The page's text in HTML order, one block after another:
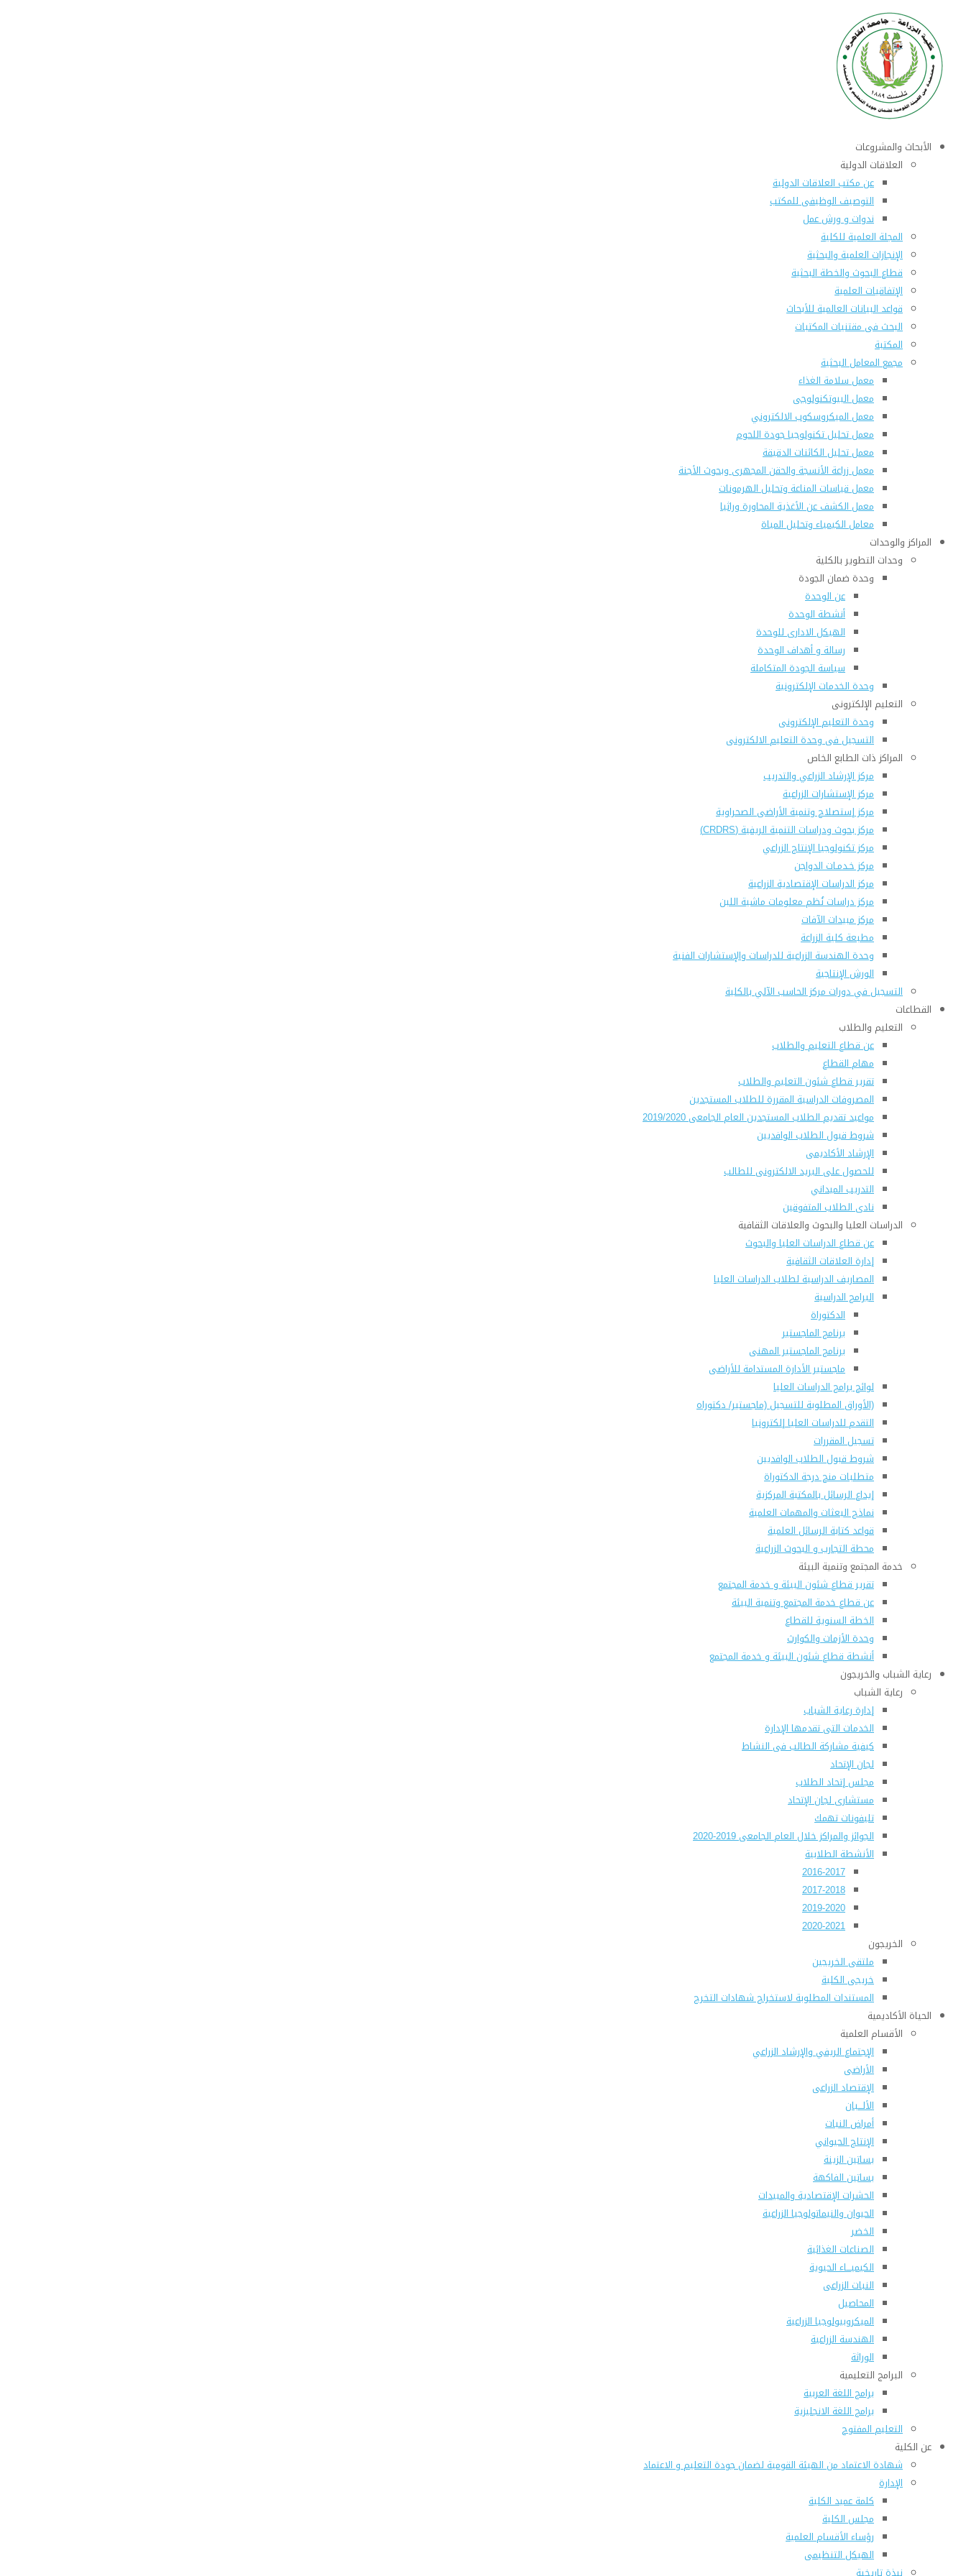
الأبحاث والمشروعات
العلاقات الدولية
عن مكتب العلاقات الدولية
التوصيف الوظيفى للمكتب
ندوات و ورش عمل
المجلة العلمية للكلية
الإنجازات العلمية والبحثية
قطاع البحوث والخطة البحثية
الإتفاقيات العلمية
قواعد البيانات العالمية للأبحاث
البحث فى مقتنيات المكتبات
المكتبة
مجمع المعامل البحثية
معمل سلامة الغذاء
معمل البيوتكنولوجى
معمل الميكروسكوب الالكتروني
معمل تحليل تكنولوجيا جودة اللحوم
معمل تحليل الكائنات الدقيقة
معمل زراعة الأنسجة والحقن المجهرى وبحوث الأجنة
معمل قياسات المناعة وتحليل الهرمونات
معمل الكشف عن الأغذية المحاورة وراثيا
معامل الكيمياء وتحليل المياة
المراكز والوحدات
وحدات التطوير بالكلية
وحدة ضمان الجودة
عن الوحدة
أنشطة الوحدة
الهيكل الادارى للوحدة
رسالة و أهداف الوحدة
سياسة الجودة المتكاملة
وحدة الخدمات الإلكترونية
التعليم الإلكترونى
وحدة التعليم الإلكترونى
التسجيل فى وحدة التعليم الالكترونى
المراكز ذات الطابع الخاص
مركز الإرشاد الزراعي والتدريب
مركز الإستشارات الزراعية
مركز إستصلاح وتنمية الأراضى الصحراوية
مركز بحوث ودراسات التنمية الريفية (CRDRS)
مركز تكنولوجيا الإنتاج الزراعي
مركز خـدمـات الدواجن
مركز الدراسات الإقتصادية الزراعية
مركز دراسات نُظم معلومات ماشية اللبن
مركز مبيدات الآفات
مطبعة كلية الزراعة
وحدة الهندسة الزراعية للدراسات والإستشارات الفنية
الورش الإنتاجية
التسجيل في دورات مركز الحاسب الآلي بالكلية
القطاعات
التعليم والطلاب
عن قطاع التعليم والطلاب
مهام القطاع
تقرير قطاع شئون التعليم والطلاب
المصروفات الدراسية المقررة للطلاب المستجدين
مواعيد تقديم الطلاب المستجدين العام الجامعى 2019/2020
شروط قبول الطلاب الوافديين
الإرشاد الأكاديمى
للحصول على البريد الالكترونى للطالب
التدريب الميداني
نادى الطلاب المتفوقين
الدراسات العليا والبحوث والعلاقات الثقافية
عن قطاع الدراسات العليا والبحوث
إدارة العلاقات الثقافية
المصاريف الدراسية لطلاب الدراسات العليا
البرامج الدراسية
الدكتوراة
برنامج الماجستير
برنامج الماجستير المهنى
ماجستير الأدارة المستدامة للأراضى
لوائح برامج الدراسات العليا
(الأوراق المطلوبة للتسجيل (ماجستير/ دكتوراه
التقدم للدراسات العليا إلكترونيا
تسجيل المقررات
شروط قبول الطلاب الوافديين
متطلبات منح درجة الدكتوراة
إيداع الرسائل بالمكتبة المركزية
نماذج البعثات والمهمات العلمية
قواعد كتابة الرسائل العلمية
محطة التجارب و البحوث الزراعية
خدمة المجتمع وتنمية البيئة
تقرير قطاع شئون البيئة و خدمة المجتمع
عن قطاع خدمة المجتمع وتنمية البيئة
الخطة السنوية للقطاع
وحدة الأزمات والكوارث
أنشطة قطاع شئون البيئة و خدمة المجتمع
رعاية الشباب والخريجون
رعاية الشباب
إدارة رعاية الشباب
الخدمات التى تقدمها الإدارة
كيفية مشاركة الطالب فى النشاط
لجان الإتحاد
مجلس إتحاد الطلاب
مستشارى لجان الإتحاد
تليفونات تهمك
الجوائز والمراكز خلال العام الجامعى 2019-2020
الأنشطة الطلابية
2016-2017
2017-2018
2019-2020
2020-2021
الخريجون
ملتقى الخريجين
خريجى الكلية
المستندات المطلوبة لاستخراج شهادات التخرج
الحياة الأكاديمية
الأقسام العلمية
الإجتماع الريفي والإرشاد الزراعي
الأراضى
الإقتصاد الزراعى
الألـــبان
أمراض النبات
الإنتاج الحيواني
بساتين الزينة
بساتين الفاكهة
الحشرات الإقتصادية والمبيدات
الحيوان والنيماتولوجيا الزراعية
الخضر
الصناعات الغذائية
الكيميـــاء الحيوية
النبات الزراعى
المحاصيل
الميكروبيولوجيا الزراعية
الهندسة الزراعية
الوراثة
البرامج التعليمية
برامج اللغة العربية
برامج اللغة الانجليزية
التعليم المفتوح
عن الكلية
شهادة الاعتماد من الهيئة القومية لضمان جودة التعليم و الاعتماد
الإدارة
كلمة عميد الكلية
مجلس الكلية
رؤساء الأقسام العلمية
الهيكل التنظيمى